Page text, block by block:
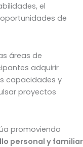
el
de
áreas de
adquirir
capacidades y
proyectos
promoviendo
personal y familiar